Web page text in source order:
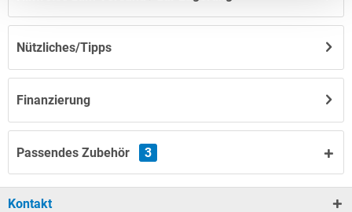
Finanzierung
Nützliches/Tipps
Passendes Zubehör 3
Kontakt